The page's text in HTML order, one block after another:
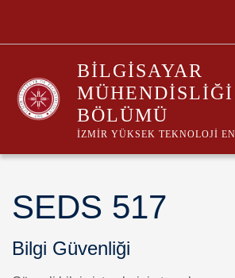
BILGISAYAR
MÜHENDISLIĞI
BÖLÜMÜ
İZMIR YÜKSEK TEKNOLOJI
SEDS 517
Bilgi Güvenliği